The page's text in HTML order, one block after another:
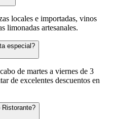
locales e importadas, vinos
limonadas artesanales.
especial?
de martes a viernes de 3
de excelentes descuentos en